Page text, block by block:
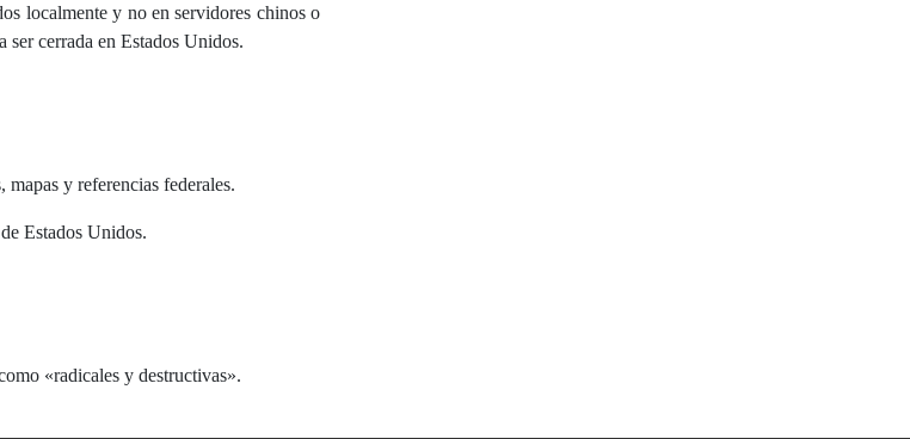
localmente y no en servidores chinos o
cerrada en Estados Unidos.
y referencias federales.
Estados Unidos.
«radicales y destructivas».